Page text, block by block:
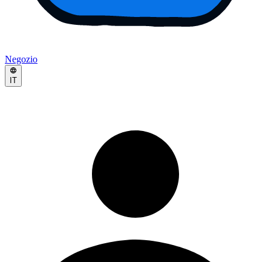
Negozio
IT